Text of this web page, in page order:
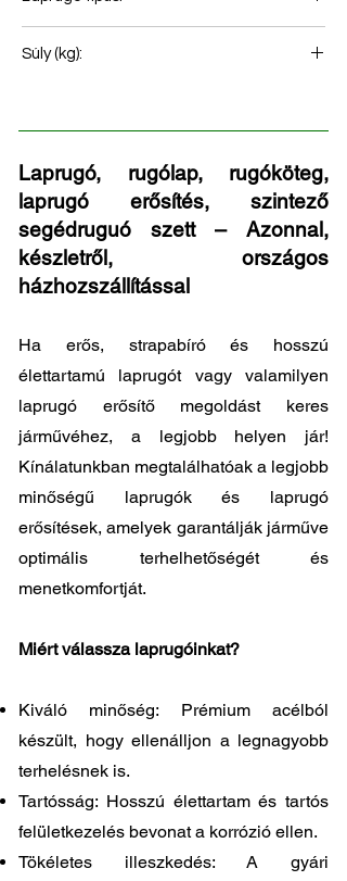
Súly (kg):
Laprugó, rugólap, rugóköteg,
laprugó erősítés, szintező
segédruguó szett – Azonnal,
készletről, országos
házhozszállítással
Ha erős, strapabíró és hosszú
élettartamú laprugót vagy valamilyen
laprugó erősítő megoldást keres
járművéhez, a legjobb helyen jár!
Kínálatunkban megtalálhatóak a legjobb
minőségű laprugók és laprugó
erősítések, amelyek garantálják járműve
optimális terhelhetőségét és
menetkomfortját.
Miért válassza laprugóinkat?
Kiváló minőség: Prémium acélból
készült, hogy ellenálljon a legnagyobb
terhelésnek is.
Tartósság: Hosszú élettartam és tartós
felületkezelés bevonat a korrózió ellen.
Tökéletes illeszkedés: A gyári